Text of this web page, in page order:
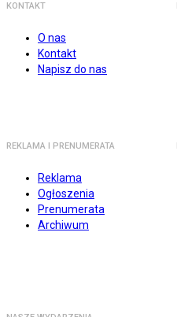
KONTAKT
O nas
Kontakt
Napisz do nas
REKLAMA I PRENUMERATA
Reklama
Ogłoszenia
Prenumerata
Archiwum